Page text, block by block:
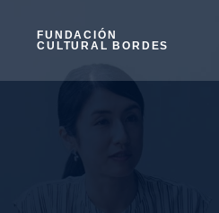
FUNDACIÓN
CULTURAL BORDES